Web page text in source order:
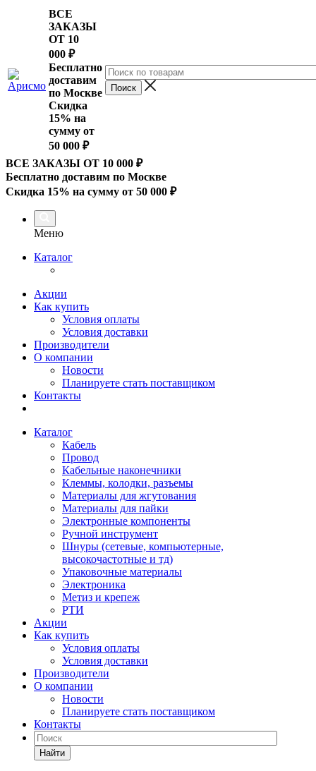
ВСЕ
ЗАКАЗЫ
ОТ 10
000 ₽
Бесплатно
доставим
по Москве
Скидка
15% на
сумму от
50 000 ₽
ВСЕ ЗАКАЗЫ ОТ 10 000 ₽
Бесплатно доставим по Москве
Скидка 15% на сумму от 50 000 ₽
Меню
Каталог
Акции
Как купить
Условия оплаты
Условия доставки
Производители
О компании
Новости
Планируете стать поставщиком
Контакты
Каталог
Кабель
Провод
Кабельные наконечники
Клеммы, колодки, разъемы
Материалы для жгутования
Материалы для пайки
Электронные компоненты
Ручной инструмент
Шнуры (сетевые, компьютерные,
высокочастотные и тд)
Упаковочные материалы
Электроника
Метиз и крепеж
РТИ
Акции
Как купить
Условия оплаты
Условия доставки
Производители
О компании
Новости
Планируете стать поставщиком
Контакты
Найти